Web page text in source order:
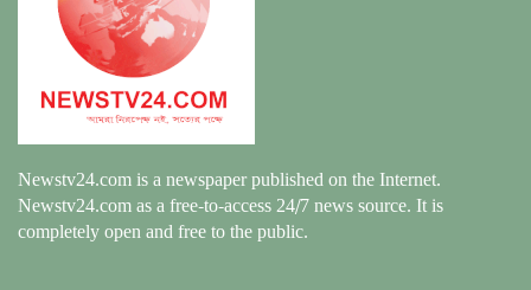
Newstv24.com is a newspaper published on the Internet.
Newstv24.com as a free-to-access 24/7 news source. It is
completely open and free to the public.